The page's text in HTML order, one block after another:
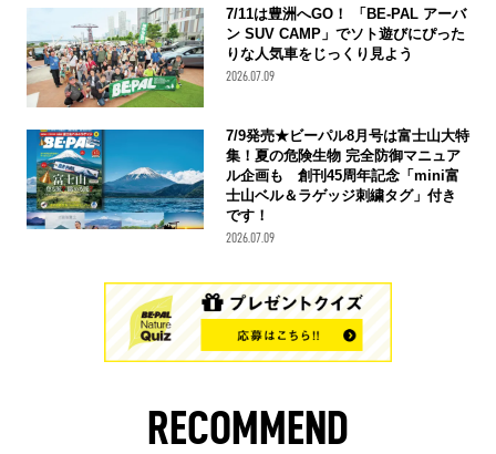
7/11は豊洲へGO！ 「BE-PAL アーバ
ン SUV CAMP」でソト遊びにぴった
りな人気車をじっくり見よう
2026.07.09
7/9発売★ビーパル8月号は富士山大特
集！夏の危険生物 完全防御マニュア
ル企画も 創刊45周年記念「mini富
士山ベル＆ラゲッジ刺繍タグ」付き
です！
2026.07.09
RECOMMEND